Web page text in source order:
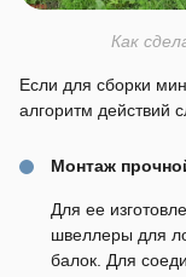
Как
Если для сборки
алгоритм действий
Монтаж
Для ее
швеллеры для
балок. Для